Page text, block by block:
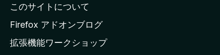
l
a
ホ
このサイトについて
Firefox アドオンブログ
拡張機能ワークショップ